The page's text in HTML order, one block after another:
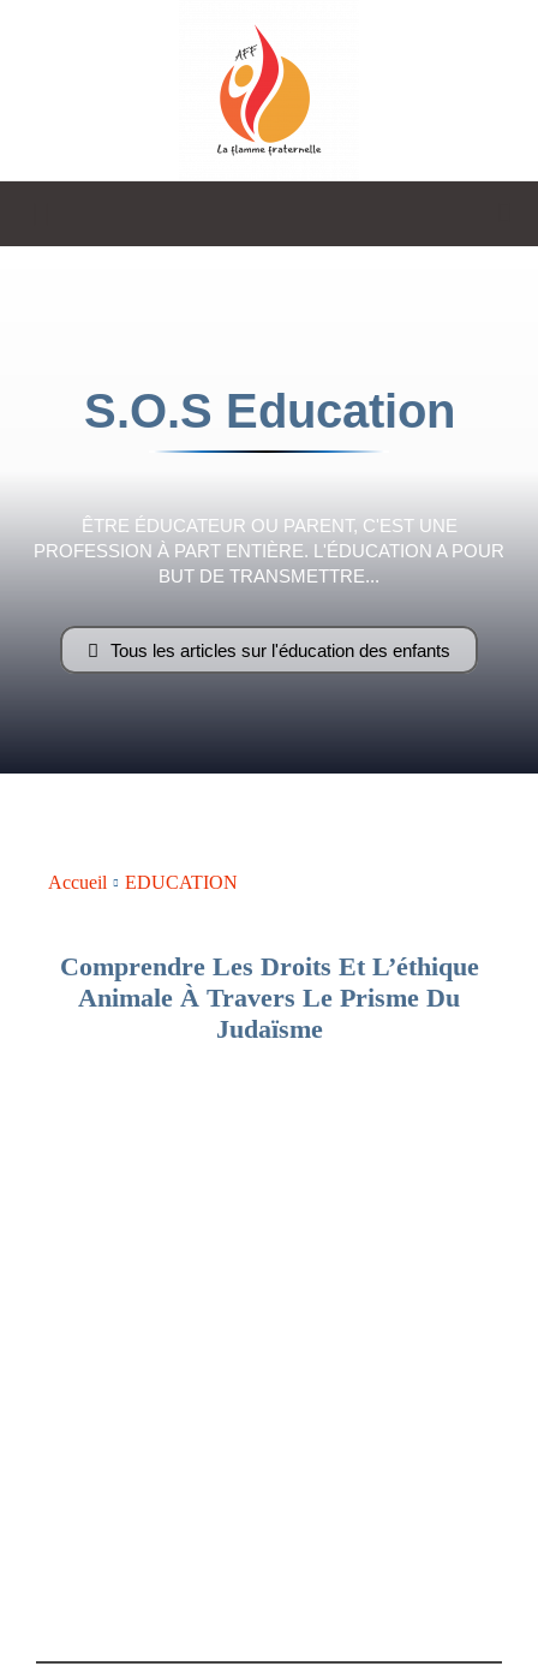
Fraternelle
–
AFF
S.O.S Education
ÊTRE ÉDUCATEUR OU PARENT, C'EST UNE
PROFESSION À PART ENTIÈRE. L'ÉDUCATION A POUR
BUT DE TRANSMETTRE...
Tous les articles sur l'éducation des enfants
Accueil EDUCATION
Comprendre Les Droits Et L’éthique
Animale À Travers Le Prisme Du
Judaïsme